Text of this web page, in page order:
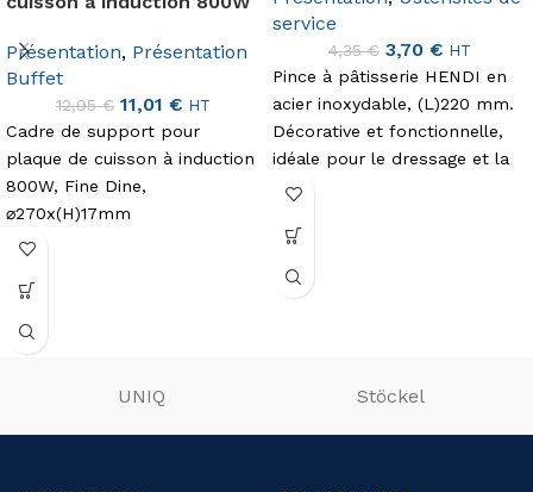
Présentation, Présentation
Buffet
12,95€ 11,01 € HT
Cadre de support pour
plaque de cuisson à induction
800W, Fine Dine,
⌀270x(H)17mm
service
4,35€ 3,70 € HT
Pince à pâtisserie HENDI en
acier inoxydable, (L)220 mm.
Décorative et fonctionnelle,
idéale pour le dressage et la
présentation.
UNIQ Stöckel